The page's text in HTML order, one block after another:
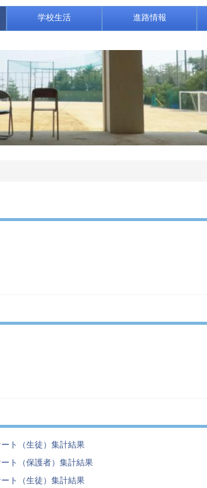
学校生活 進路情報
ト（生徒）集計結果
ト（保護者）集計結果
ト（生徒）集計結果